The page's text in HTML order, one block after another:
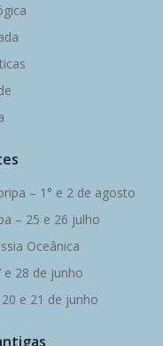
– 1° e 2 de agosto
– 25 e 26 julho
Oceânica
e 28 de junho
e 21 de junho